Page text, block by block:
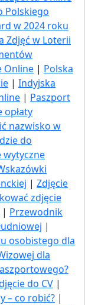
Polskiego
w 2024 roku
Zdjęć w Loterii
Online | Polska
| Indyjska
| Paszport
opłaty
nazwisko w
do
wytyczne
| Zdjęcie
zdjęcie
| Przewodnik
|
osobistego dla
dla
do CV |
– co robić? |